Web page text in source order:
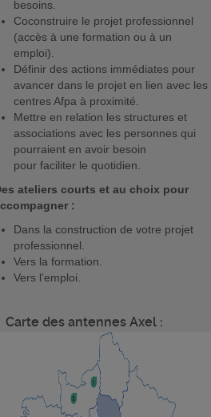
besoins.
Coconstruire le projet professionnel
(accès à une formation ou à un
emploi).
Définir des actions immédiates pour
avancer dans le projet en lien avec les
centres Afpa à proximité.
Mettre en relation les structures et
associations avec les personnes qui
pourraient en avoir besoin
pour faciliter le quotidien.
ateliers courts et au choix pour
:
Dans la construction de votre projet
professionnel.
Vers la formation.
Vers l’emploi.
Carte des antennes Axel :